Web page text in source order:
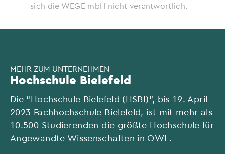
sich die WEGE mbH nicht verantwortlich.
MEHR ZUM UNTERNEHMEN
Hochschule Bielefeld
Die “Hochschule Bielefeld (HSBI)”, bis 19. April
2023 Fachhochschule Bielefeld, ist mit mehr als
10.500 Studierenden die größte Hochschule für
Angewandte Wissenschaften in OWL.